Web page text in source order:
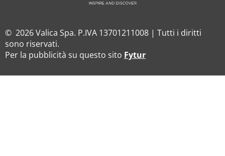
© 2026 Valica Spa. P.IVA 13701211008 | Tutti i diritti
sono riservati.
Per la pubblicità su questo sito Fytur